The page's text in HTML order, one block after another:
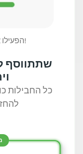
הפעילו את התכנה והתחילו לסרוק!